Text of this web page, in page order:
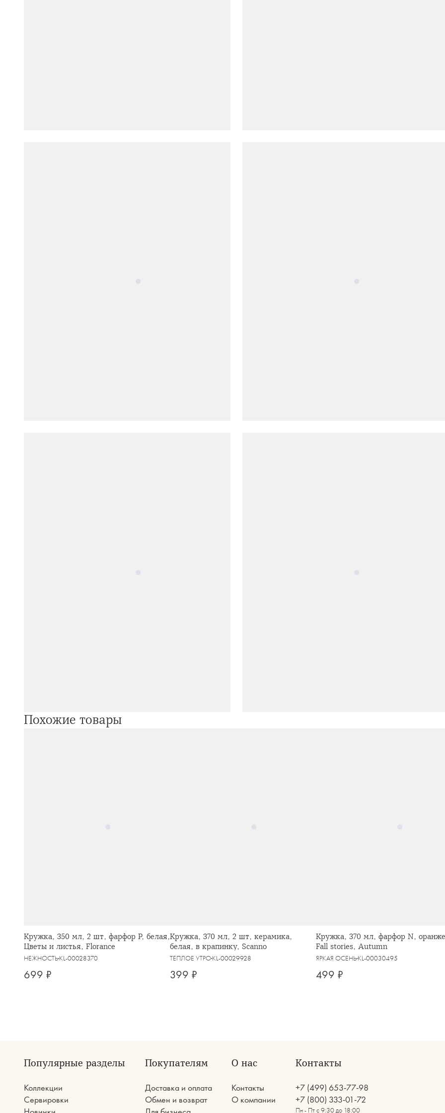
Похожие товары
Кружка, 350 мл, 2 шт, фарфор P, белая,
Цветы и листья, Florance
НЕЖНОСТЬKL-00028370
699 ₽
Кружка, 370 мл, 2 шт, керамика,
белая, в крапинку, Scanno
ТЕПЛОЕ УТРОKL-00029928
399 ₽
Кружка, 370 мл, фарфор N,
Fall stories, Autumn
ЯРКАЯ ОСЕНЬKL-00030495
499 ₽
Популярные разделы
Коллекции
Сервировки
Покупателям
Доставка и оплата
Обмен и возврат
О нас
Контакты
О компании
Контакты
+7 (499) 653-77-98
+7 (800) 333-01-72
Пн - Пт с 9:30 до 18:00